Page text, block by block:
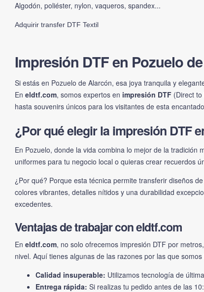
Algodón, poliéster, nylon, vaqueros, spandex...
Adquirir transfer DTF Textil
Impresión DTF en Pozuelo
Si estás en Pozuelo de Alarcón, esa joya tranquila y
En eldtf.com, somos expertos en impresión DTF (Direct
hasta souvenirs únicos para los visitantes de esta
¿Por qué elegir la impresión DTF
En Pozuelo, donde la vida combina lo mejor de la
uniformes para tu negocio local o quieras crear recuerdos
¿Por qué? Porque esta técnica permite transferir diseños
colores vibrantes, detalles nítidos y una durabilidad
excedentes.
Ventajas de trabajar con eldtf.com
En eldtf.com, no solo ofrecemos impresión DTF por
nivel. Aquí tienes algunas de las razones por las que
Calidad insuperable: Utilizamos tecnología de
Entrega rápida: Si realizas tu pedido antes de las